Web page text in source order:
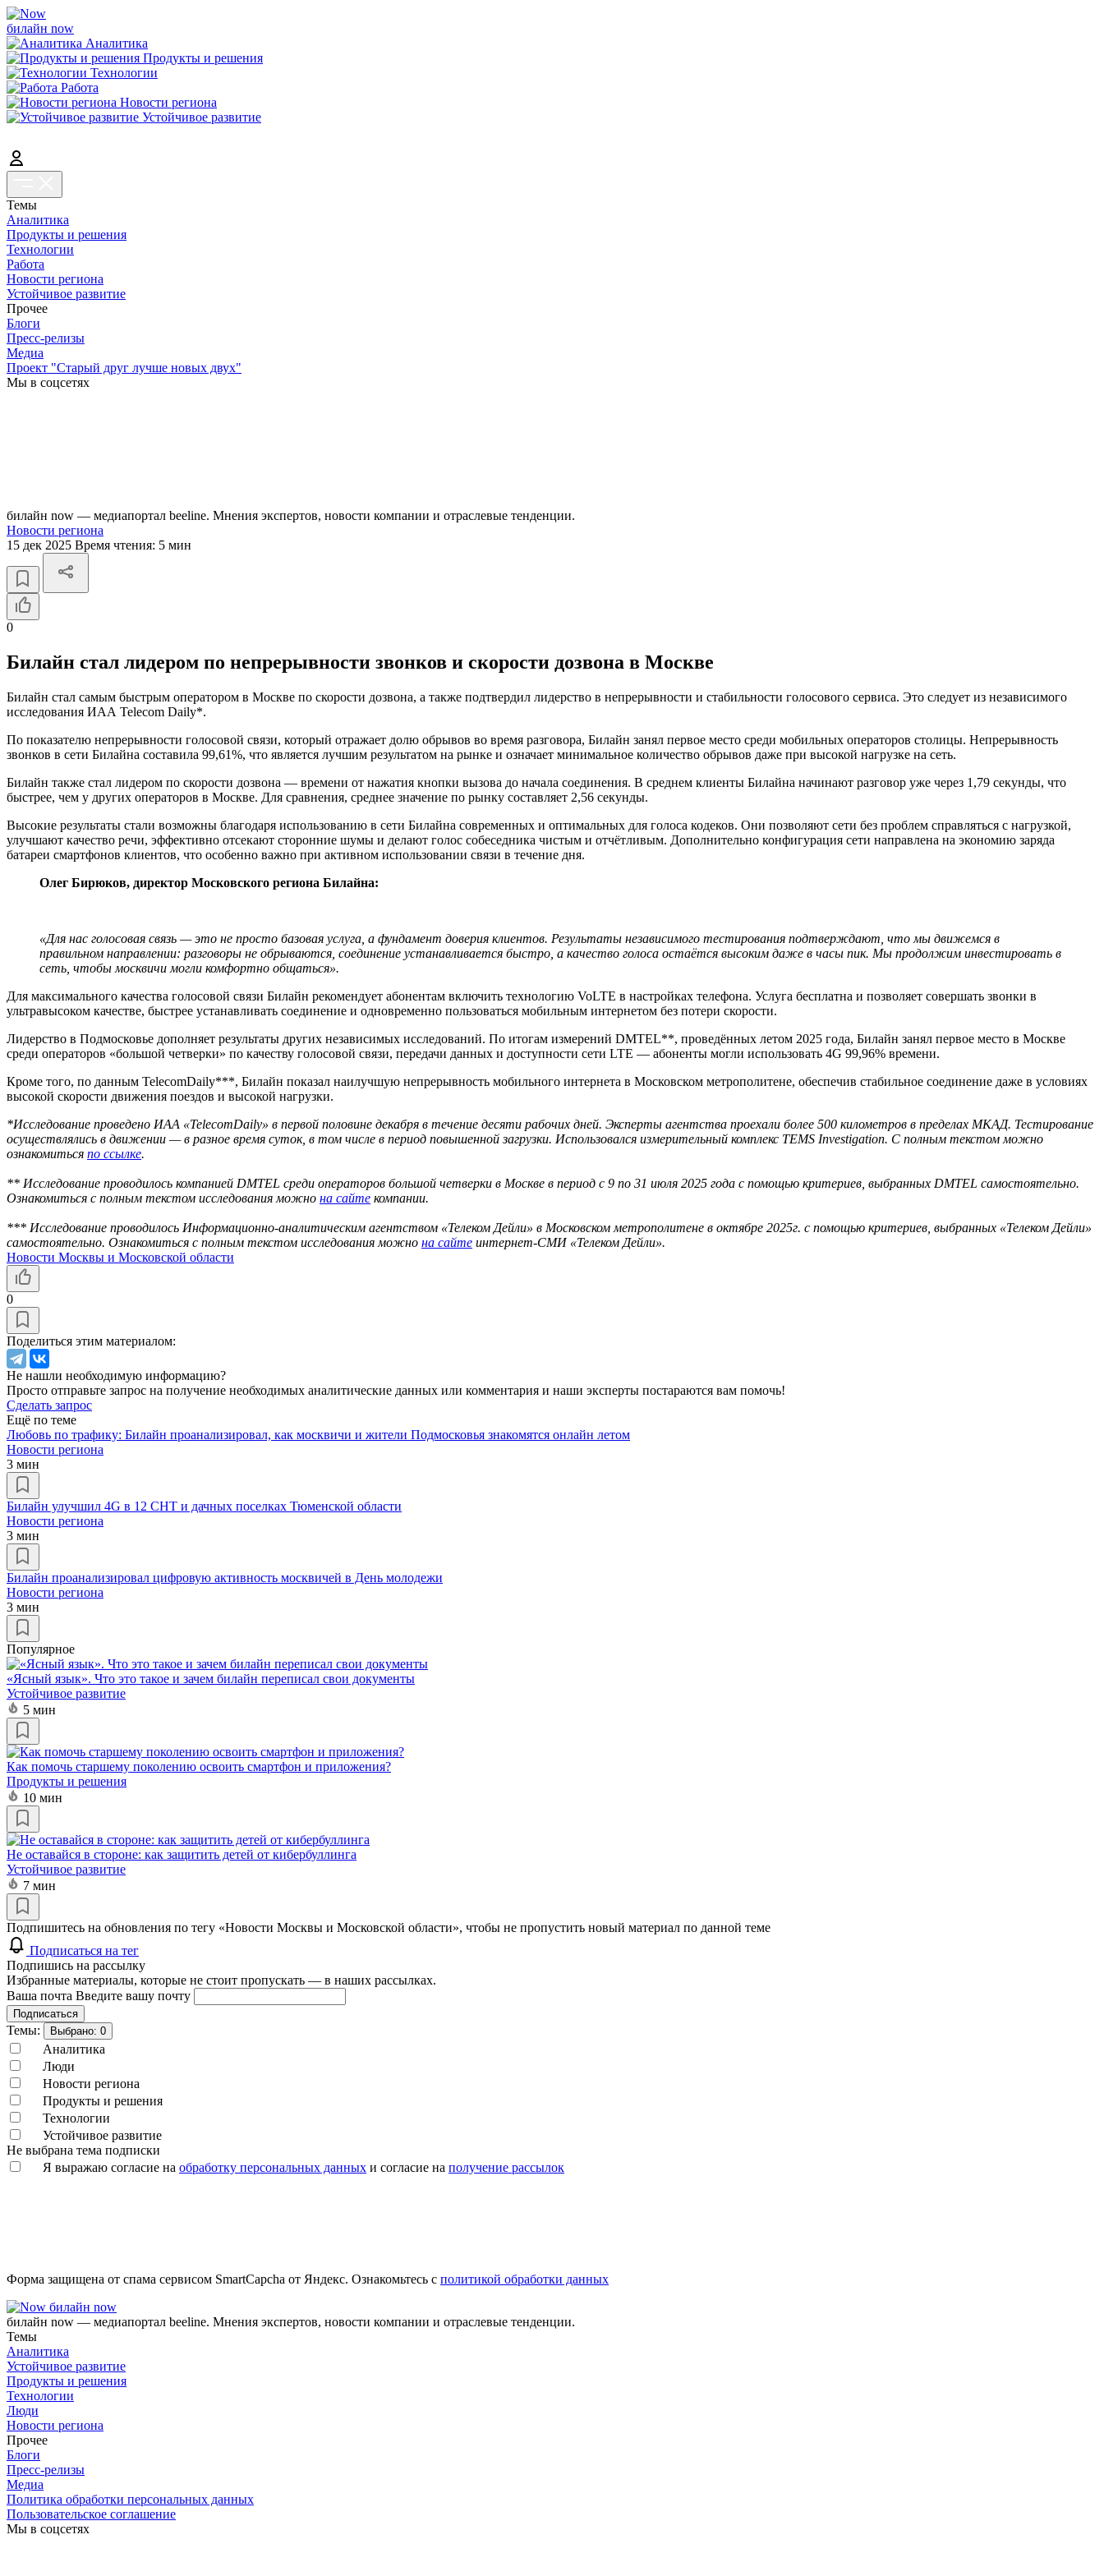
билайн now
Аналитика
Продукты и решения
Технологии
Работа
Новости региона
Устойчивое развитие
Темы
Аналитика
Продукты и решения
Технологии
Работа
Новости региона
Устойчивое развитие
Прочее
Блоги
Пресс-релизы
Медиа
Проект "Старый друг лучше новых двух"
Мы в соцсетях
билайн now — медиапортал beeline. Мнения экспертов, новости компании и отраслевые тенденции.
Новости региона
15 дек 2025 Время чтения: 5 мин
0
Билайн стал лидером по непрерывности звонков и скорости дозвона в Москве
Билайн стал самым быстрым оператором в Москве по скорости дозвона, а также подтвердил лидерство в непрерывности и стабильности голосового сервиса. Это следует из независимого
исследования ИАА Telecom Daily*.
По показателю непрерывности голосовой связи, который отражает долю обрывов во время разговора, Билайн занял первое место среди мобильных операторов столицы. Непрерывность
звонков в сети Билайна составила 99,61%, что является лучшим результатом на рынке и означает минимальное количество обрывов даже при высокой нагрузке на сеть.
Билайн также стал лидером по скорости дозвона — времени от нажатия кнопки вызова до начала соединения. В среднем клиенты Билайна начинают разговор уже через 1,79 секунды, что
быстрее, чем у других операторов в Москве. Для сравнения, среднее значение по рынку составляет 2,56 секунды.
Высокие результаты стали возможны благодаря использованию в сети Билайна современных и оптимальных для голоса кодеков. Они позволяют сети без проблем справляться с нагрузкой,
улучшают качество речи, эффективно отсекают сторонние шумы и делают голос собеседника чистым и отчётливым. Дополнительно конфигурация сети направлена на экономию заряда
батареи смартфонов клиентов, что особенно важно при активном использовании связи в течение дня.
Олег Бирюков, директор Московского региона Билайна:
«Для нас голосовая связь — это не просто базовая услуга, а фундамент доверия клиентов. Результаты независимого тестирования подтверждают, что мы движемся в
правильном направлении: разговоры не обрываются, соединение устанавливается быстро, а качество голоса остаётся высоким даже в часы пик. Мы продолжим инвестировать в
сеть, чтобы москвичи могли комфортно общаться».
Для максимального качества голосовой связи Билайн рекомендует абонентам включить технологию VoLTE в настройках телефона. Услуга бесплатна и позволяет совершать звонки в
ультравысоком качестве, быстрее устанавливать соединение и одновременно пользоваться мобильным интернетом без потери скорости.
Лидерство в Подмосковье дополняет результаты других независимых исследований. По итогам измерений DMTEL**, проведённых летом 2025 года, Билайн занял первое место в Москве
среди операторов «большой четверки» по качеству голосовой связи, передачи данных и доступности сети LTE — абоненты могли использовать 4G 99,96% времени.
Кроме того, по данным TelecomDaily***, Билайн показал наилучшую непрерывность мобильного интернета в Московском метрополитене, обеспечив стабильное соединение даже в условиях
высокой скорости движения поездов и высокой нагрузки.
*Исследование проведено ИАА «TelecomDaily» в первой половине декабря в течение десяти рабочих дней. Эксперты агентства проехали более 500 километров в пределах МКАД. Тестирование
осуществлялись в движении — в разное время суток, в том числе в период повышенной загрузки. Использовался измерительный комплекс TEMS Investigation. C полным текстом можно
ознакомиться по ссылке.
** Исследование проводилось компанией DMTEL среди операторов большой четверки в Москве в период с 9 по 31 июля 2025 года с помощью критериев, выбранных DMTEL самостоятельно.
Ознакомиться с полным текстом исследования можно на сайте компании.
*** Исследование проводилось Информационно-аналитическим агентством «Телеком Дейли» в Московском метрополитене в октябре 2025г. с помощью критериев, выбранных «Телеком Дейли»
самостоятельно. Ознакомиться с полным текстом исследования можно на сайте интернет-СМИ «Телеком Дейли».
Новости Москвы и Московской области
0
Поделиться этим материалом:
Не нашли необходимую информацию?
Просто отправьте запрос на получение необходимых аналитические данных или комментария и наши эксперты постараются вам помочь!
Сделать запрос
Ещё по теме
Любовь по трафику: Билайн проанализировал, как москвичи и жители Подмосковья знакомятся онлайн летом
Новости региона
3 мин
Билайн улучшил 4G в 12 СНТ и дачных поселках Тюменской области
Новости региона
3 мин
Билайн проанализировал цифровую активность москвичей в День молодежи
Новости региона
3 мин
Популярное
«Ясный язык». Что это такое и зачем билайн переписал свои документы
Устойчивое развитие
5 мин
Как помочь старшему поколению освоить смартфон и приложения?
Продукты и решения
10 мин
Не оставайся в стороне: как защитить детей от кибербуллинга
Устойчивое развитие
7 мин
Подпишитесь на обновления по тегу «Новости Москвы и Московской области», чтобы не пропустить новый материал по данной теме
Подписаться на тег
Подпишись на рассылку
Избранные материалы, которые не стоит пропускать — в наших рассылках.
Ваша почта Введите вашу почту
Подписаться
Темы: Выбрано: 0
Аналитика
Люди
Новости региона
Продукты и решения
Технологии
Устойчивое развитие
Не выбрана тема подписки
Я выражаю согласие на обработку персональных данных и согласие на получение рассылок
Форма защищена от спама сервисом SmartCapcha от Яндекс. Ознакомьтесь с политикой обработки данных
билайн now
билайн now — медиапортал beeline. Мнения экспертов, новости компании и отраслевые тенденции.
Темы
Аналитика
Устойчивое развитие
Продукты и решения
Технологии
Люди
Новости региона
Прочее
Блоги
Пресс-релизы
Медиа
Политика обработки персональных данных
Пользовательское соглашение
Мы в соцсетях